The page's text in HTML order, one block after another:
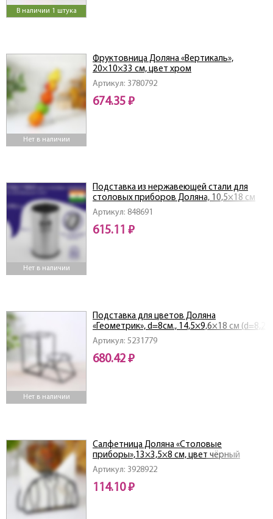
В наличии 1 штука
Нет в наличии
Артикул: 3780792
Фруктовница Доляна «Вертикаль»,
20×10×33 см, цвет хром
674.35 ₽
Нет в наличии
Артикул: 848691
Подставка из нержавеющей стали для
столовых приборов Доляна, 10,5×18 см
615.11 ₽
Нет в наличии
Артикул: 5231779
Подставка для цветов Доляна
«Геометрик», d=8см., 14,5×9,6×18 см (d=8,2
см), цвет чёрный 5231779
680.42 ₽
Артикул: 3928922
Салфетница Доляна «Столовые
приборы»,13×3,5×8 см, цвет чёрный
114.10 ₽